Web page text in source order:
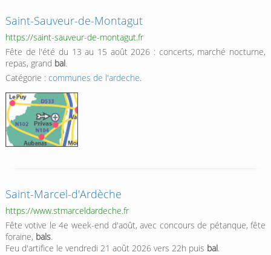
Saint-Sauveur-de-Montagut
https://saint-sauveur-de-montagut.fr
Fête de l'été du 13 au 15 août 2026 : concerts, marché nocturne,
repas, grand bal.
Catégorie : communes de l'ardeche.
Saint-Marcel-d'Ardèche
https://www.stmarceldardeche.fr
Fête votive le 4e week-end d'août, avec concours de pétanque, fête
foraine, bals.
Feu d'artifice le vendredi 21 août 2026 vers 22h puis bal.